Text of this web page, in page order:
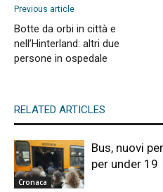
Previous article
Botte da orbi in città e
nell’Hinterland: altri due
persone in ospedale
RELATED ARTICLES
Cronaca
Bus, nuovi
per under 19